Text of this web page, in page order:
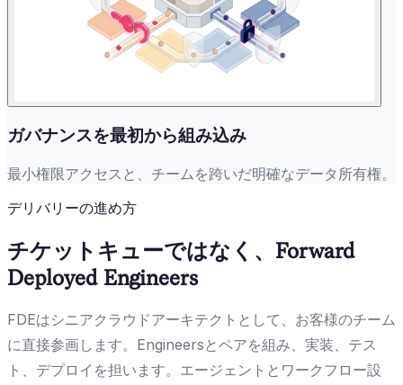
ガバナンスを最初から組み込み
最小権限アクセスと、チームを跨いだ明確なデータ所有権。
デリバリーの進め方
チケットキューではなく、Forward
Deployed Engineers
FDEはシニアクラウドアーキテクトとして、お客様のチーム
に直接参画します。Engineersとペアを組み、実装、テス
ト、デプロイを担います。エージェントとワークフロー設